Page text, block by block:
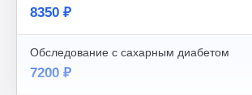
8350 ₽
Обследование с сахарным диабетом
7200 ₽